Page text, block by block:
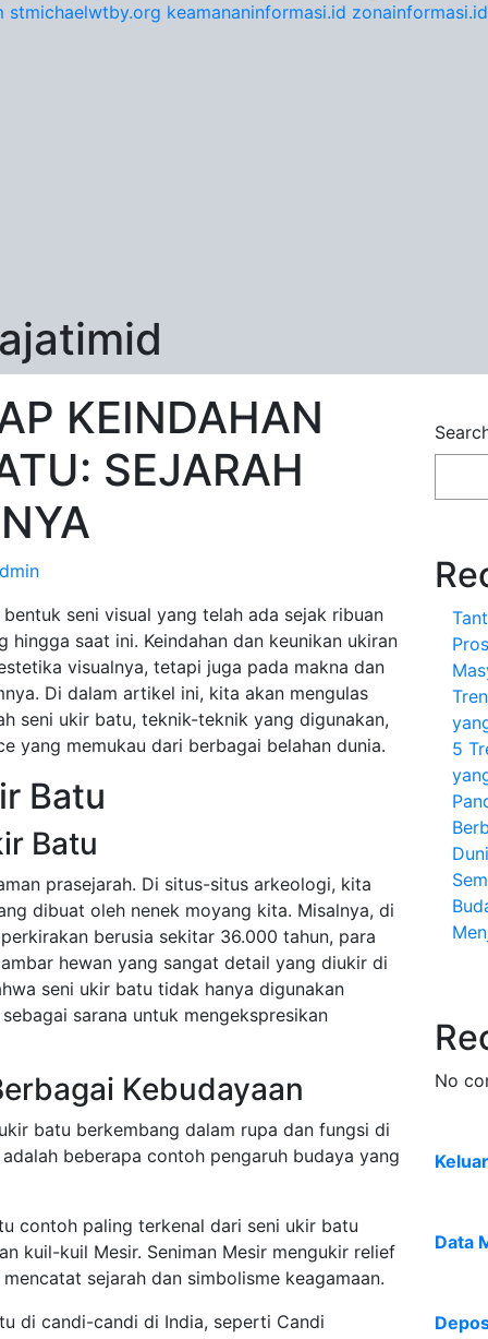
stmichaelwtby.org keamananinformasi.id zonainformasi.id
KEINDAHAN
SEJARAH
seni visual yang telah ada sejak ribuan
hingga saat ini. Keindahan dan keunikan ukiran
visualnya, tetapi juga pada makna dan
Di dalam artikel ini, kita akan mengulas
seni ukir batu, teknik-teknik yang digunakan,
yang memukau dari berbagai belahan dunia.
Batu
Batu
prasejarah. Di situs-situs arkeologi, kita
dibuat oleh nenek moyang kita. Misalnya, di
berusia sekitar 36.000 tahun, para
hewan yang sangat detail yang diukir di
seni ukir batu tidak hanya digunakan
sarana untuk mengekspresikan
Kebudayaan
batu berkembang dalam rupa dan fungsi di
beberapa contoh pengaruh budaya yang
contoh paling terkenal dari seni ukir batu
kuil-kuil Mesir. Seniman Mesir mengukir relief
sejarah dan simbolisme keagamaan.
di candi-candi di India, seperti Candi
5
No
Data